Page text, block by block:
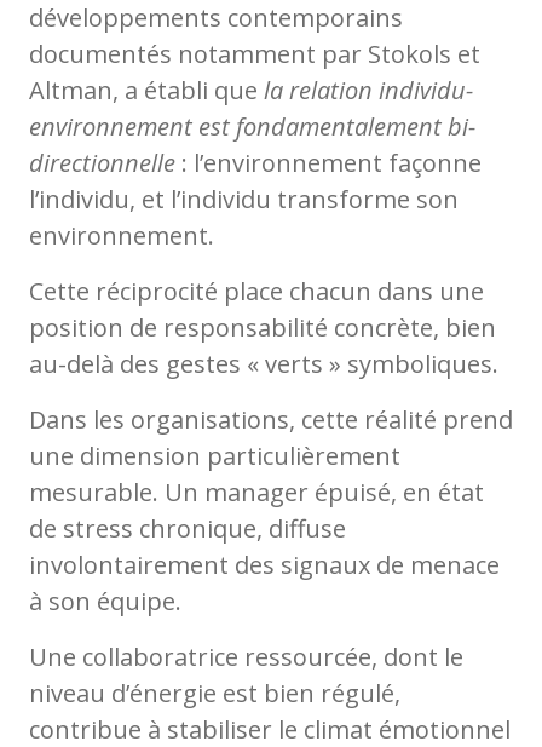
développements contemporains
documentés notamment par Stokols et
Altman, a établi que la relation individu-
environnement est fondamentalement bi-
directionnelle : l’environnement façonne
l’individu, et l’individu transforme son
environnement.
Cette réciprocité place chacun dans une
position de responsabilité concrète, bien
au-delà des gestes « verts » symboliques.
Dans les organisations, cette réalité prend
une dimension particulièrement
mesurable. Un manager épuisé, en état
de stress chronique, diffuse
involontairement des signaux de menace
à son équipe.
Une collaboratrice ressourcée, dont le
niveau d’énergie est bien régulé,
contribue à stabiliser le climat émotionnel